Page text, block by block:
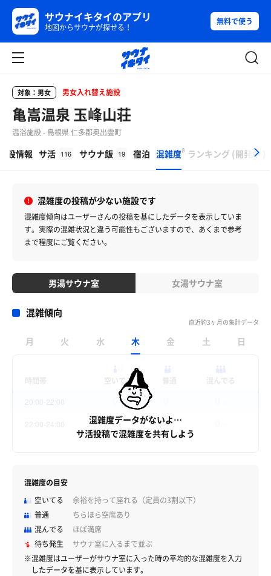
サウナイキタイのアプリ
地図からサウナが探せる！
無料で使う
対象：男女 男女入れ替え施設
亀嵩温泉 玉峰山荘
温浴施設 - 島根県 仁多郡奥出雲町
設情報 サ活 116 サウナ飯 19 宿泊 混雑度β ランキング (開発中
混雑度の投稿が少ない施設です
混雑度傾向はユーザーさんの投稿を基にしたデータを表示していま
す。 実際の混雑状況と違う可能性もございますので、あくまで参考
まで程度にご覧ください。
男湯サウナ室 女湯サウナ室
混雑傾向
直近約3ヶ月の集計データ
月 火 水 木 金 土 日
混雑度データがないよ…
サ活投稿で混雑度を共有しよう
空いてる
件
0 0 件
混雑度の目安
空いてる
余裕を持って座れる（定員の3割以下）
普通
ちらほら空席あり
混んでる
ほぼ満席
待ち発生
サウナ室に入るまで並ぶ
※混雑度はユーザーがサウナ室に入った時の平均的な混雑度を入力
したデータを基に表示しています。